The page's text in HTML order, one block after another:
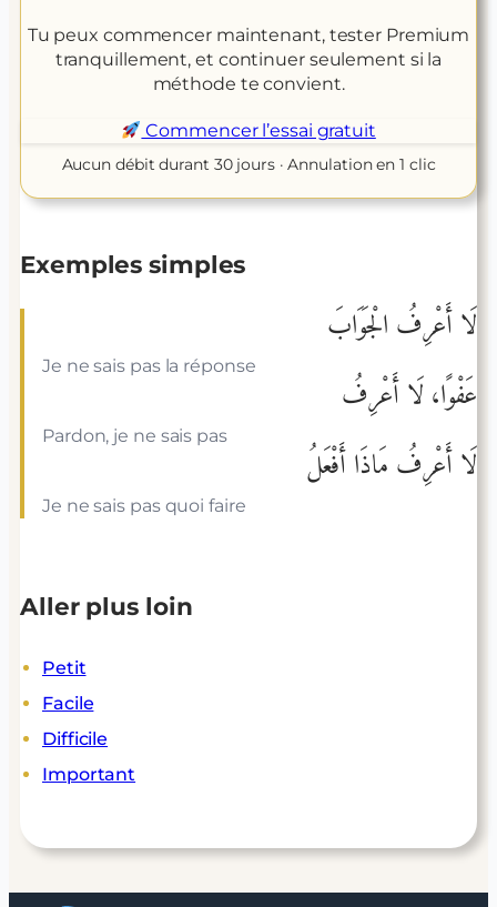
Tu peux commencer maintenant, tester Premium
tranquillement, et continuer seulement si la
méthode te convient.
Commencer l’essai gratuit
Aucun débit durant 30 jours · Annulation en 1 clic
Exemples simples
لَا أَعْرِفُ الْجَوَابَ
Je ne sais pas la réponse
عَفْوًا، لَا أَعْرِفُ
Pardon, je ne sais pas
لَا أَعْرِفُ مَاذَا أَفْعَلُ
Je ne sais pas quoi faire
Aller plus loin
Petit
Facile
Difficile
Important